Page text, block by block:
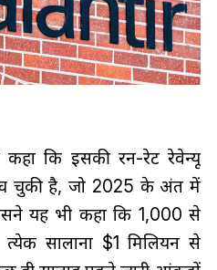
कि इसकी रन-रेट रेवेन्यू
चुकी है, जो 2025 के अंत में
यह भी कहा कि 1,000 से
सालाना $1 मिलियन से